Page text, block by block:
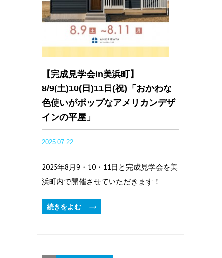
【完成見学会in美浜町】
8/9(土)10(日)11日(祝)「おかわな
色使いがポップなアメリカンデザ
インの平屋」
2025.07.22
2025年8月9・10・11日と完成見学会を美
浜町内で開催させていただきます！
続きをよむ